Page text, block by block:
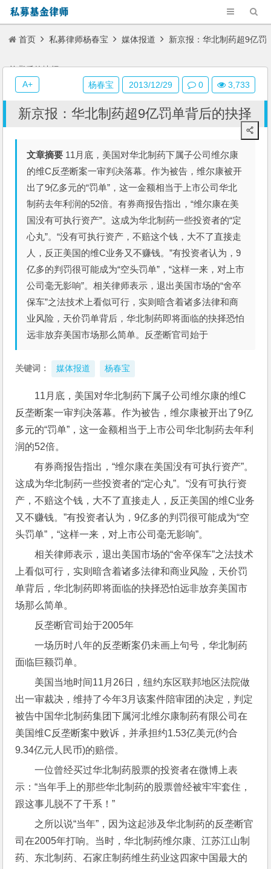
首页 私募律师杨春宝 媒体报道 新京报：华北制药超9亿罚
单背后的抉择
新京报：华北制药超9亿罚单背后的抉择
文章摘要 11月底，美国对华北制药下属子公司维尔康
的维C反垄断案一审判决落幕。作为被告，维尔康被开
出了9亿多元的“罚单”，这一金额相当于上市公司华北
制药去年利润的52倍。有券商报告指出，“维尔康在美
国没有可执行资产”。这成为华北制药一些投资者的“定
心丸”。“没有可执行资产，不赔这个钱，大不了直接走
人，反正美国的维C业务又不赚钱。”有投资者认为，9
亿多的判罚很可能成为“空头罚单”，“这样一来，对上市
公司毫无影响”。相关律师表示，退出美国市场的“舍卒
保车”之法技术上看似可行，实则暗含着诸多法律和商
业风险，天价罚单背后，华北制药即将面临的抉择恐怕
远非放弃美国市场那么简单。反垄断官司始于
关键词： 媒体报道 杨春宝
11月底，美国对华北制药下属子公司维尔康的维C
反垄断案一审判决落幕。作为被告，维尔康被开出了9亿
多元的“罚单”，这一金额相当于上市公司华北制药去年利
润的52倍。
有券商报告指出，“维尔康在美国没有可执行资产”。
这成为华北制药一些投资者的“定心丸”。“没有可执行资
产，不赔这个钱，大不了直接走人，反正美国的维C业务
又不赚钱。”有投资者认为，9亿多的判罚很可能成为“空
头罚单”，“这样一来，对上市公司毫无影响”。
相关律师表示，退出美国市场的“舍卒保车”之法技术
上看似可行，实则暗含着诸多法律和商业风险，天价罚
单背后，华北制药即将面临的抉择恐怕远非放弃美国市
场那么简单。
反垄断官司始于2005年
一场历时八年的反垄断案仍未画上句号，华北制药
面临巨额罚单。
美国当地时间11月26日，纽约东区联邦地区法院做
出一审裁决，维持了今年3月该案件陪审团的决定，判定
被告中国华北制药集团下属河北维尔康制药有限公司在
美国维C反垄断案中败诉，并承担约1.53亿美元(约合
9.34亿元人民币)的赔偿。
一位曾经买过华北制药股票的投资者在微博上表
示：“当年手上的那些华北制药的股票曾经被牢牢套住，
跟这事儿脱不了干系！”
之所以说“当年”，因为这起涉及华北制药的反垄断官
司在2005年打响。当时，华北制药维尔康、江苏江山制
药、东北制药、石家庄制药维生药业这四家中国最大的
杨春宝 2013/12/29 0 3,733
A+